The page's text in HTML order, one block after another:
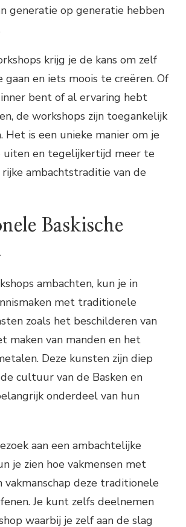
generatie op generatie hebben
krijg je de kans om zelf
gaan en iets moois te creëren. Of
bent of al ervaring hebt
de workshops zijn toegankelijk
Het is een unieke manier om je
en tegelijkertijd meer te
ambachtstraditie van de
Baskische
ambachten, kun je in
met traditionele
zoals het beschilderen van
maken van manden en het
Deze kunsten zijn diep
cultuur van de Basken en
onderdeel van hun
aan een ambachtelijke
je zien hoe vakmensen met
vakmanschap deze traditionele
Je kunt zelfs deelnemen
waarbij je zelf aan de slag